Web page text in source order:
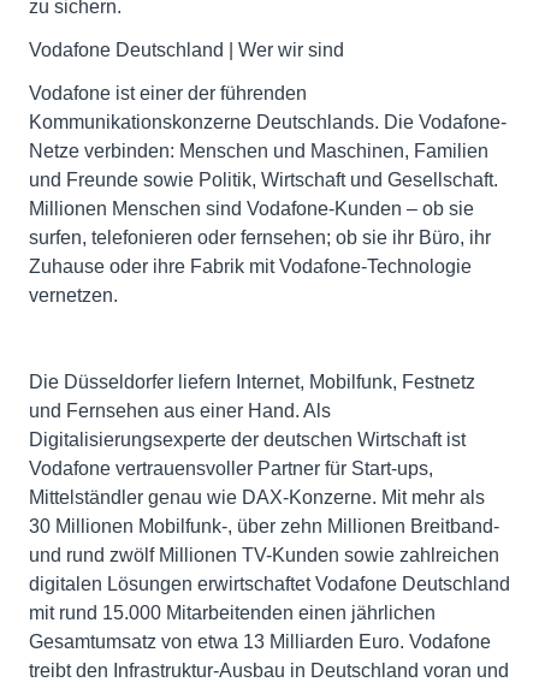
zu sichern.
Vodafone Deutschland | Wer wir sind
Vodafone ist einer der führenden
Kommunikationskonzerne Deutschlands. Die Vodafone-
Netze verbinden: Menschen und Maschinen, Familien
und Freunde sowie Politik, Wirtschaft und Gesellschaft.
Millionen Menschen sind Vodafone-Kunden – ob sie
surfen, telefonieren oder fernsehen; ob sie ihr Büro, ihr
Zuhause oder ihre Fabrik mit Vodafone-Technologie
vernetzen.
Die Düsseldorfer liefern Internet, Mobilfunk, Festnetz
und Fernsehen aus einer Hand. Als
Digitalisierungsexperte der deutschen Wirtschaft ist
Vodafone vertrauensvoller Partner für Start-ups,
Mittelständler genau wie DAX-Konzerne. Mit mehr als
30 Millionen Mobilfunk-, über zehn Millionen Breitband-
und rund zwölf Millionen TV-Kunden sowie zahlreichen
digitalen Lösungen erwirtschaftet Vodafone Deutschland
mit rund 15.000 Mitarbeitenden einen jährlichen
Gesamtumsatz von etwa 13 Milliarden Euro. Vodafone
treibt den Infrastruktur-Ausbau in Deutschland voran und